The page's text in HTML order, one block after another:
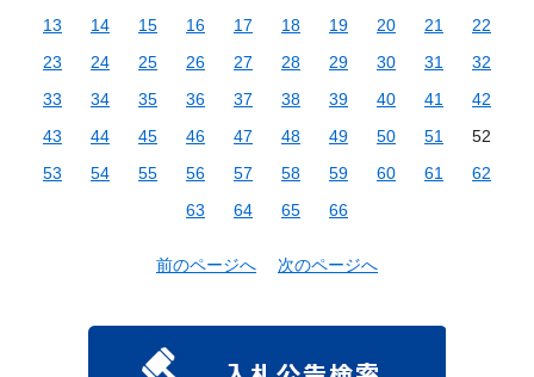
13
14 15 16 17 18 19 20 21
22
23
24 25 26 27 28 29 30 31
32
33
34 35 36 37 38 39 40 41
42
43
44 45 46 47 48 49 50 51
52
53
54 55 56 57 58 59 60 61
62
63
64 65 66
前のページへ 次のページへ